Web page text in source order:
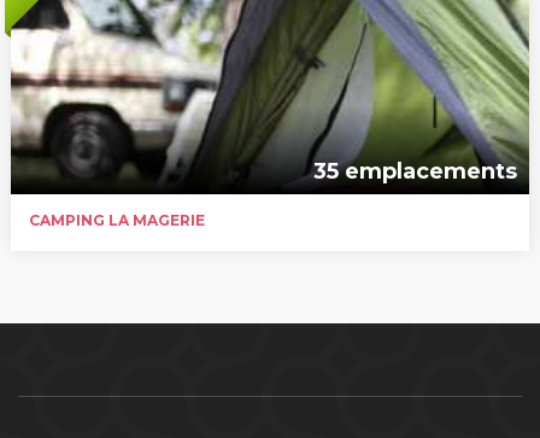
35 emplacements
CAMPING LA MAGERIE